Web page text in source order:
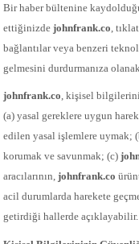
Bir haber bültenine
ettiğinizdejohnfrank.co ,
bağlantılar veya benzeri
gelmesini durdurmanıza
johnfrank.co, kişisel
(a) yasal gereklere uygun
edilen yasal işlemlere uymak;
korumak ve savunmak; (c)
aracılarının,johnfrank.co
acil durumlarda harekete
getirdiği hallerde açıklayabilir.